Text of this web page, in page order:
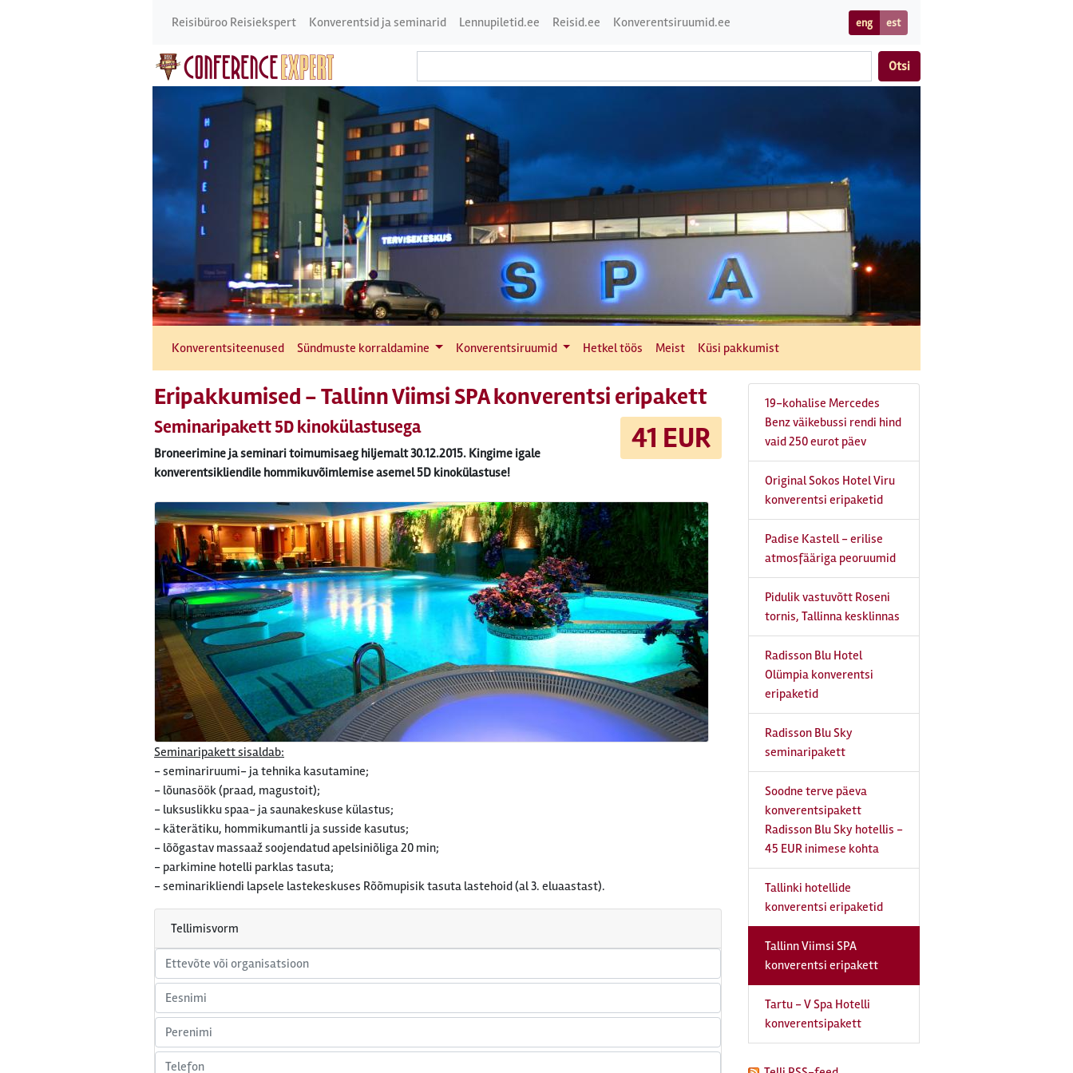
Reisibüroo Reisiekspert Konverentsid ja seminarid Lennupiletid.ee Reisid.ee Konverentsiruumid.ee eng est
Otsi
Konverentsiteenused Sündmuste korraldamine Konverentsiruumid Hetkel töös Meist Küsi pakkumist
19-kohalise Mercedes
Benz väikebussi rendi hind
vaid 250 eurot päev
Original Sokos Hotel Viru
konverentsi eripaketid
Padise Kastell - erilise
atmosfääriga peoruumid
Pidulik vastuvõtt Roseni
tornis, Tallinna kesklinnas
Radisson Blu Hotel
Olümpia konverentsi
eripaketid
Radisson Blu Sky
seminaripakett
Soodne terve päeva
konverentsipakett
Radisson Blu Sky hotellis -
45 EUR inimese kohta
Tallinki hotellide
konverentsi eripaketid
Tallinn Viimsi SPA
konverentsi eripakett
Tartu - V Spa Hotelli
konverentsipakett
Eripakkumised - Tallinn Viimsi SPA konverentsi eripakett
41 EUR
Seminaripakett 5D kinokülastusega
Broneerimine ja seminari toimumisaeg hiljemalt 30.12.2015. Kingime igale
konverentsikliendile hommikuvõimlemise asemel 5D kinokülastuse!
Seminaripakett sisaldab:
- seminariruumi- ja tehnika kasutamine;
- lõunasöök (praad, magustoit);
- luksuslikku spaa- ja saunakeskuse külastus;
- käterätiku, hommikumantli ja susside kasutus;
- lõõgastav massaaž soojendatud apelsiniõliga 20 min;
- parkimine hotelli parklas tasuta;
- seminarikliendi lapsele lastekeskuses Rõõmupisik tasuta lastehoid (al 3. eluaastast).
Tellimisvorm